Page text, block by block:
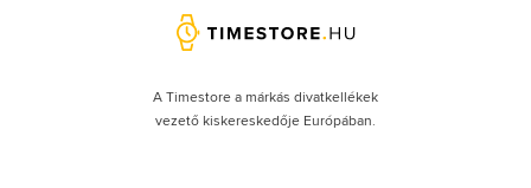
A Timestore a márkás divatkellékek
vezető kiskereskedője Európában.